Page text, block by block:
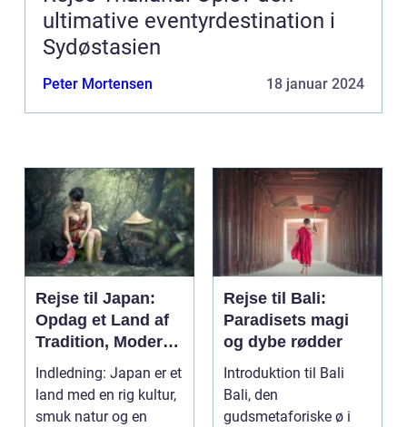
ultimative eventyrdestination i
Sydøstasien
Peter Mortensen 18 januar 2024
Rejse til Japan:
Opdag et Land af
Tradition, Moderne
og Eventyr
Indledning: Japan er et
land med en rig kultur,
smuk natur og en
Rejse til Bali:
Paradisets magi
og dybe rødder
Introduktion til Bali
Bali, den
gudsmetaforiske ø i